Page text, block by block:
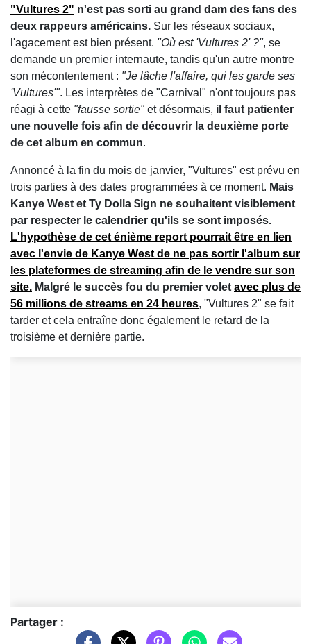
"Vultures 2" n'est pas sorti au grand dam des fans des
deux rappeurs américains. Sur les réseaux sociaux,
l'agacement est bien présent. "Où est 'Vultures 2' ?", se
demande un premier internaute, tandis qu'un autre montre
son mécontentement : "Je lâche l'affaire, qui les garde ses
'Vultures'". Les interprètes de "Carnival" n'ont toujours pas
réagi à cette "fausse sortie"et désormais, il faut patienter
une nouvelle fois afin de découvrir la deuxième porte
de cet album en commun.
Annoncé à la fin du mois de janvier, "Vultures" est prévu en
trois parties à des dates programmées à ce moment. Mais
Kanye West et Ty Dolla $ign ne souhaitent visiblement
par respecter le calendrier qu'ils se sont imposés.
L'hypothèse de cet énième report pourrait être en lien
avec l'envie de Kanye West de ne pas sortir l'album sur
les plateformes de streaming afin de le vendre sur son
site. Malgré le succès fou du premier volet avec plus de
56 millions de streams en 24 heures, "Vultures 2" se fait
tarder et cela entraîne donc également le retard de la
troisième et dernière partie.
Partager :